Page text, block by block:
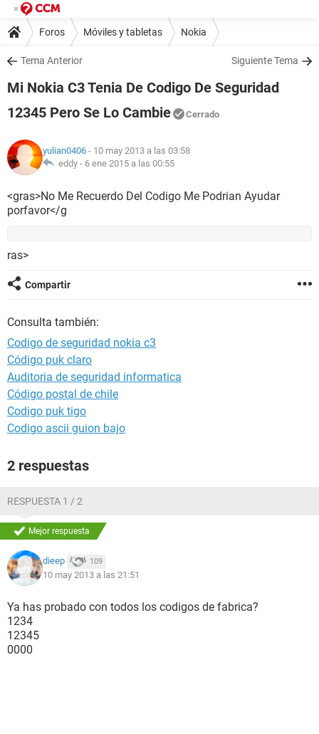
Foros Móviles y tabletas Nokia
Tema Anterior Siguiente Tema
Mi Nokia C3 Tenia De Codigo De Seguridad
12345 Pero Se Lo Cambie
Cerrado
yulian0406 - 10 may 2013 a las 03:58
eddy - 6 ene 2015 a las 00:55
<gras>No Me Recuerdo Del Codigo Me Podrian Ayudar
porfavor</g
ras>
Compartir
Consulta también:
Codigo de seguridad nokia c3
Código puk claro
Auditoria de seguridad informatica
Código postal de chile
Codigo puk tigo
Codigo ascii guion bajo
2 respuestas
RESPUESTA 1 / 2
Mejor respuesta
dieep 109
10 may 2013 a las 21:51
Ya has probado con todos los codigos de fabrica?
1234
12345
0000